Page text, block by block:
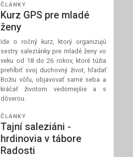
ČLÁNKY
Kurz GPS pre mladé
ženy
Ide o ročný kurz, ktorý organizujú
sestry saleziánky pre mladé ženy vo
veku od 18 do 26 rokov, ktoré túžia
prehĺbiť svoj duchovný život, hľadať
Božiu vôľu, objavovať samé seba a
kráčať životom vedomejšie a s
dôverou.
ČLÁNKY
Tajní saleziáni -
hrdinovia v tábore
Radosti